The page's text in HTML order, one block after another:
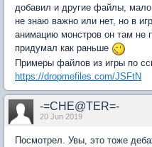
добавил и другие файлы,
не знаю важно или нет, но в
анимацию монстров он там не
придумал как раньше
Примеры файлов из игры по
https://dropmefiles.com/JSFtN
-=CHE@TER=-
20 Jun 2019
Посмотрел. Увы, это тоже